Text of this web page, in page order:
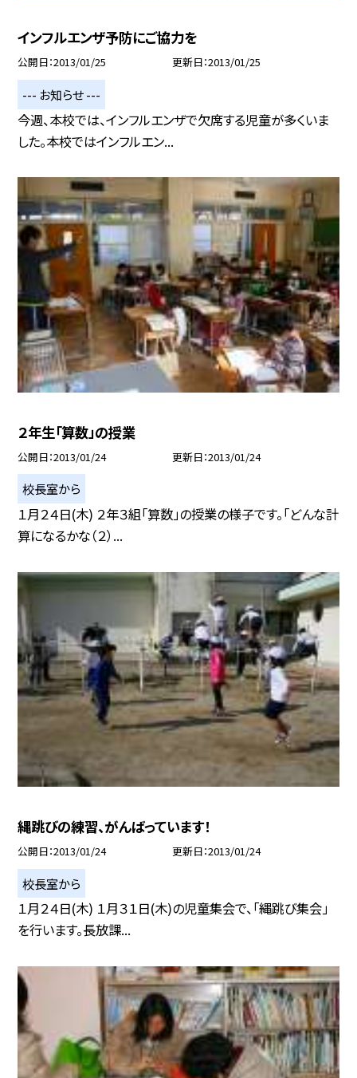
インフルエンザ予防にご協力を
公開日 2013/01/25 更新日 2013/01/25
--- お知らせ ---
今週、本校では、インフルエンザで欠席する児童が多くいま
した。本校ではインフルエン...
２年生「算数」の授業
公開日 2013/01/24 更新日 2013/01/24
校長室から
１月２４日(木) ２年３組「算数」の授業の様子です。「どんな計
算になるかな（２）...
縄跳びの練習、がんばっています！
公開日 2013/01/24 更新日 2013/01/24
校長室から
１月２４日(木) １月３１日(木)の児童集会で、「縄跳び集会」
を行います。長放課...